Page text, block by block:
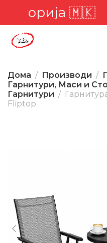
🇲🇰📣
Дома Производи
Гарнитури, Маси и
Гарнитури
Fliptop